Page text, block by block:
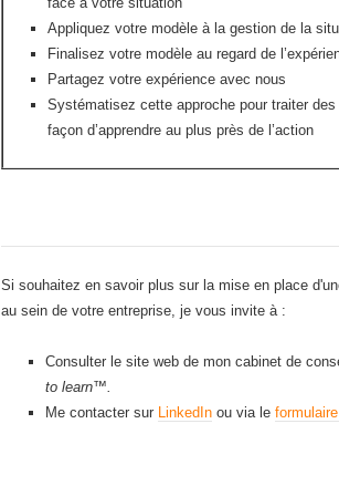
Appliquez votre modèle à la gestion de la
Finalisez votre modèle au regard de
Partagez votre expérience avec nous
Systématisez cette approche pour traiter
façon d’apprendre au plus près de l’action
Si souhaitez en savoir plus sur la mise en place
au sein de votre entreprise, je vous invite à :
Consulter le site web de mon cabinet de
to learn™.
Me contacter sur LinkedIn ou via le